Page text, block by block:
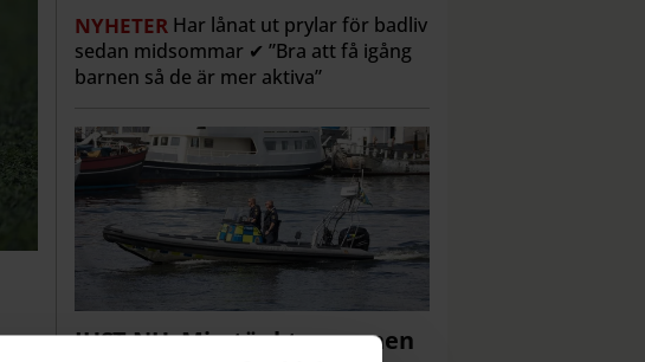
NYHETER Har lånat ut prylar för badliv
sedan midsommar ✔ ”Bra att få igång
barnen så de är mer aktiva”
JUST NU: Misstänkte mannen